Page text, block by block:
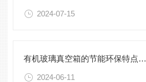
2024-07-15
有机玻璃真空箱的节能环保特点及优势
2024-06-11